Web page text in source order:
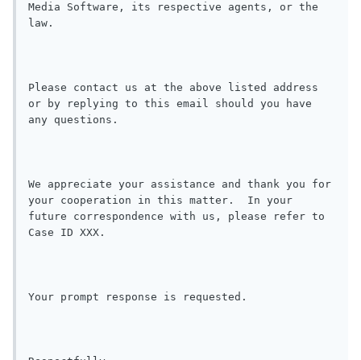
Media Software, its respective agents, or the
law.
Please contact us at the above listed address
or by replying to this email should you have
any questions.
We appreciate your assistance and thank you for
your cooperation in this matter.  In your
future correspondence with us, please refer to
Case ID XXX.
Your prompt response is requested.